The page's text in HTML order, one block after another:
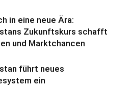
in eine neue Ära:
Zukunftskurs schafft
und Marktchancen
führt neues
ein